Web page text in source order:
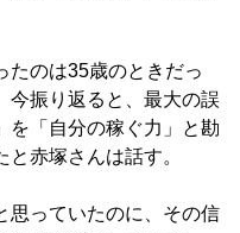
たのは35歳のときだっ
今振り返ると、最大の誤
を「自分の稼ぐ力」と勘
赤塚さんは話す。
思っていたのに、その信